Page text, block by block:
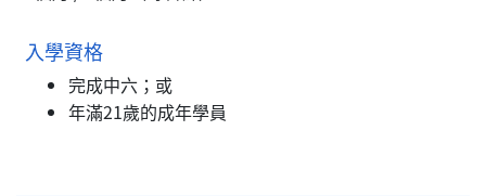
入學資格
完成中六；或
年滿21歲的成年學員